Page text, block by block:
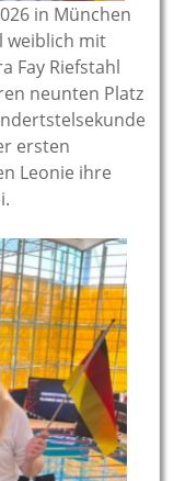
in München
weiblich mit
Fay Riefstahl
neunten Platz
ersten
Leonie ihre